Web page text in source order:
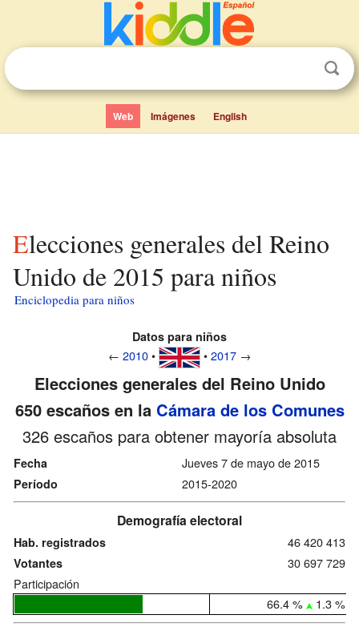
Web Imágenes English
Elecciones generales del Reino
Unido de 2015 para niños
Enciclopedia para niños
Datos para niños
← 2010• •2017 →
Elecciones generales del Reino Unido
650 escaños en la Cámara de los Comunes
326 escaños para obtener mayoría absoluta
Fecha Jueves 7 de mayo de 2015
Período 2015-2020
Demografía electoral
Hab. registrados 46 420 413
Votantes
30 697 729
Participación
66.4 %
1.3 %